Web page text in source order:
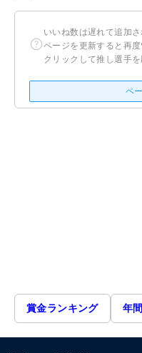
いいね数は遅れて追加さ
ページを更新すると再
クリックして推し選手を
ペ
賞金ランキング 年